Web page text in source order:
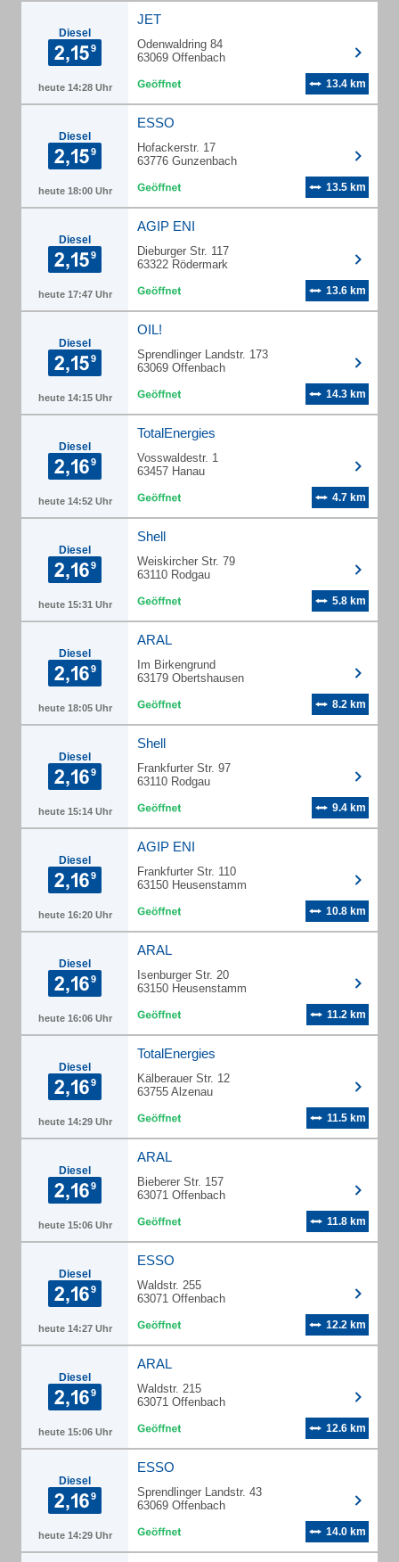
Diesel
heute 14:28 Uhr
JET
Odenwaldring 84
63069 Offenbach
13.4 km
Diesel
heute 18:00 Uhr
ESSO
Hofackerstr. 17
63776 Gunzenbach
13.5 km
Diesel
heute 17:47 Uhr
AGIP ENI
Dieburger Str. 117
63322 Rödermark
13.6 km
Diesel
heute 14:15 Uhr
OIL!
Sprendlinger Landstr. 173
63069 Offenbach
14.3 km
Diesel
heute 14:52 Uhr
TotalEnergies
Vosswaldestr. 1
63457 Hanau
4.7 km
Diesel
heute 15:31 Uhr
Shell
Weiskircher Str. 79
63110 Rodgau
5.8 km
Diesel
heute 18:05 Uhr
ARAL
Im Birkengrund
63179 Obertshausen
8.2 km
Diesel
heute 15:14 Uhr
Shell
Frankfurter Str. 97
63110 Rodgau
9.4 km
Diesel
heute 16:20 Uhr
AGIP ENI
Frankfurter Str. 110
63150 Heusenstamm
10.8 km
Diesel
heute 16:06 Uhr
ARAL
Isenburger Str. 20
63150 Heusenstamm
11.2 km
Diesel
heute 14:29 Uhr
TotalEnergies
Kälberauer Str. 12
63755 Alzenau
11.5 km
Diesel
heute 15:06 Uhr
ARAL
Bieberer Str. 157
63071 Offenbach
11.8 km
Diesel
heute 14:27 Uhr
ESSO
Waldstr. 255
63071 Offenbach
12.2 km
Diesel
heute 15:06 Uhr
ARAL
Waldstr. 215
63071 Offenbach
12.6 km
Diesel
heute 14:29 Uhr
ESSO
Sprendlinger Landstr. 43
63069 Offenbach
14.0 km